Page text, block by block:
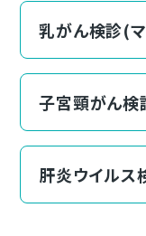
乳がん検診(
子宮頸がん検
肝炎ウイルス